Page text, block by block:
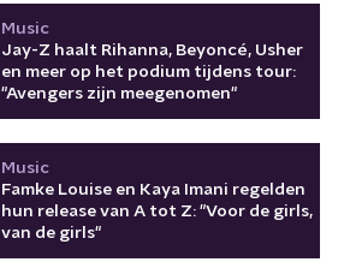
Music
Jay-Z haalt Rihanna, Beyoncé, Usher
en meer op het podium tijdens tour:
"Avengers zijn meegenomen"
Music
Famke Louise en Kaya Imani regelden
hun release van A tot Z: "Voor de girls,
van de girls"